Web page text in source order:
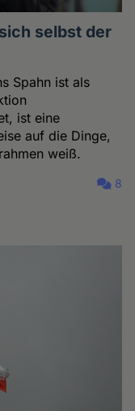
selbst der
Spahn ist als
ist eine
auf die Dinge,
weiß.
8